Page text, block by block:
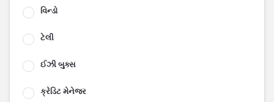
વિન્ડો
ટેલી
ઈઝી બુક્સ
ક્રેડિટ મેનેજર